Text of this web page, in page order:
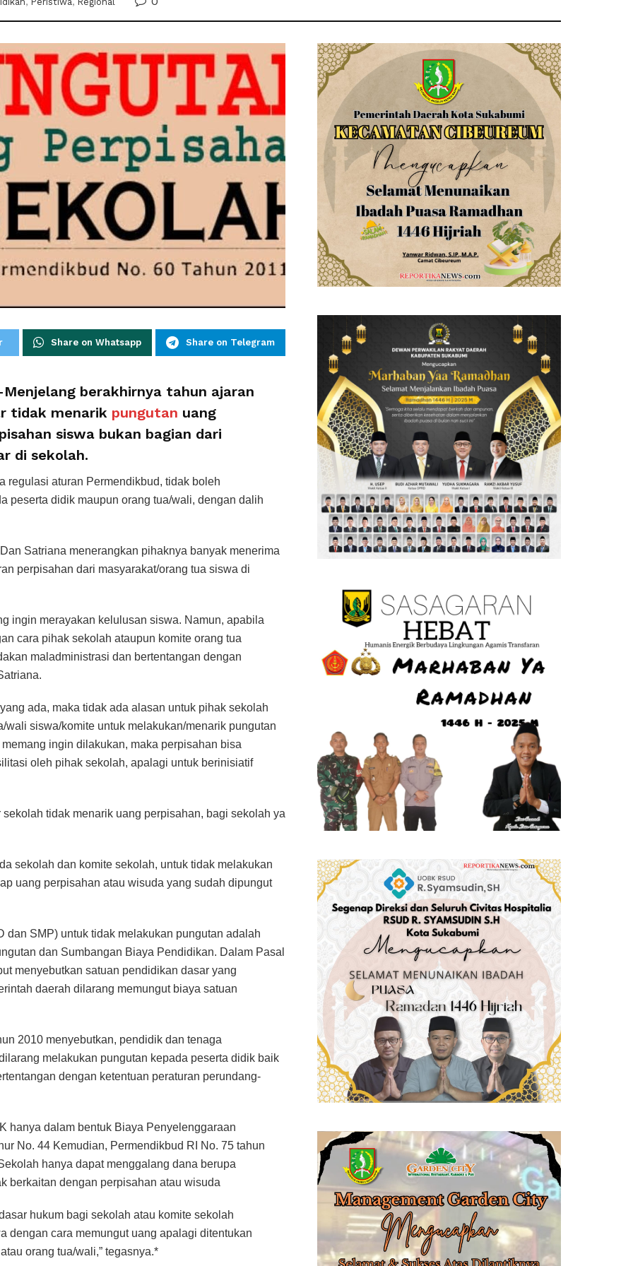
Share on Whatsapp Share on Telegram
berakhirnya tahun ajaran
tidak menarik pungutan uang
siswa bukan bagian dari
di sekolah.
regulasi aturan Permendikbud, tidak boleh
peserta didik maupun orang tua/wali, dengan dalih
Satriana menerangkan pihaknya banyak menerima
perpisahan dari masyarakat/orang tua siswa di
ingin merayakan kelulusan siswa. Namun, apabila
cara pihak sekolah ataupun komite orang tua
maladministrasi dan bertentangan dengan
ada, maka tidak ada alasan untuk pihak sekolah
siswa/komite untuk melakukan/menarik pungutan
ingin dilakukan, maka perpisahan bisa
oleh pihak sekolah, apalagi untuk berinisiatif
tidak menarik uang perpisahan, bagi sekolah ya
sekolah dan komite sekolah, untuk tidak melakukan
uang perpisahan atau wisuda yang sudah dipungut
SMP) untuk tidak melakukan pungutan adalah
dan Sumbangan Biaya Pendidikan. Dalam Pasal
menyebutkan satuan pendidikan dasar yang
daerah dilarang memungut biaya satuan
2010 menyebutkan, pendidik dan tenaga
melakukan pungutan kepada peserta didik baik
dengan ketentuan peraturan perundang-
hanya dalam bentuk Biaya Penyelenggaraan
No. 44 Kemudian, Permendikbud RI No. 75 tahun
hanya dapat menggalang dana berupa
berkaitan dengan perpisahan atau wisuda
hukum bagi sekolah atau komite sekolah
dengan cara memungut uang apalagi ditentukan
orang tua/wali,” tegasnya.*